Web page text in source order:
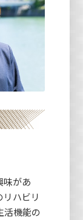
味があ
ハビリ
活機能の